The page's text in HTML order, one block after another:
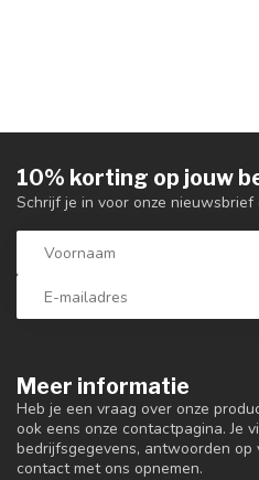
Meer informatie
Heb je een vraag over onze
ook eens onze contactpagina. Je
bedrijfsgegevens, antwoorden
contact met ons opnemen.
10% korting op jouw
Schrijf je in voor onze